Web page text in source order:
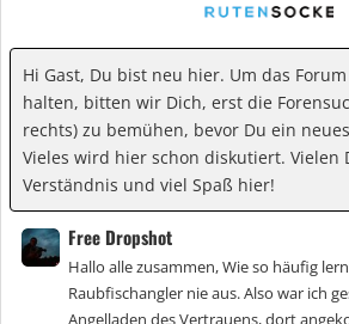
Hi Gast, Du bist neu hier. Um das
halten, bitten wir Dich, erst die
rechts) zu bemühen, bevor Du ein
Vieles wird hier schon diskutiert. Vielen
Verständnis und viel Spaß hier!
Free Dropshot
Hallo alle zusammen, Wie so häufig
Raubfischangler nie aus. Also war ich
Angelladen des Vertrauens, dort